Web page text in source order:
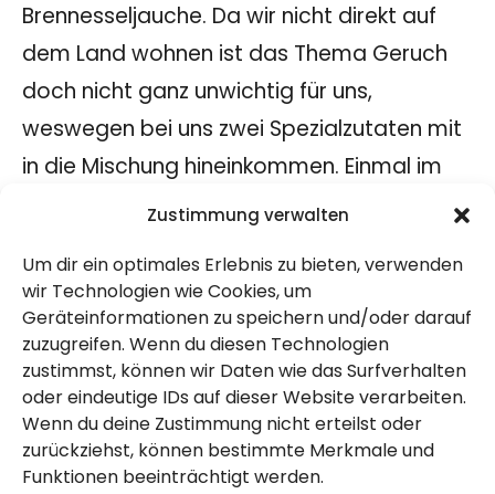
Zustimmung verwalten
Um dir ein optimales Erlebnis zu bieten, verwenden
wir Technologien wie Cookies, um
Geräteinformationen zu speichern und/oder darauf
zuzugreifen. Wenn du diesen Technologien
zustimmst, können wir Daten wie das Surfverhalten
oder eindeutige IDs auf dieser Website verarbeiten.
Wenn du deine Zustimmung nicht erteilst oder
zurückziehst, können bestimmte Merkmale und
Funktionen beeinträchtigt werden.
Brennesseljauche. Da wir nicht direkt auf
dem Land wohnen ist das Thema Geruch
doch nicht ganz unwichtig für uns,
weswegen bei uns zwei Spezialzutaten mit
in die Mischung hineinkommen. Einmal im
Monat wird die Mischung angesetzt, einen
werden – manchmal ist sie auch schneller
– und einmal im Monat gießen wir unsere
Starkzehrer mit dem Gemisch (1 zu 10).
Einfacher als man denkt
Um Brennesseljauche herzustellen braucht
man im Grunde eigentlich nicht viel. Ein